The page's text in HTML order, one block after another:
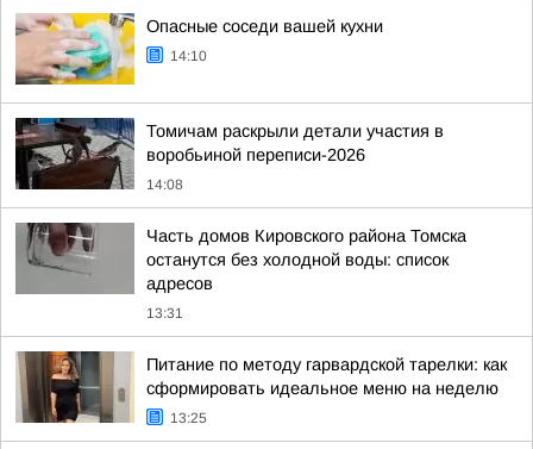
Опасные соседи вашей кухни
14:10
Томичам раскрыли детали участия в
воробьиной переписи-2026
14:08
Часть домов Кировского района Томска
останутся без холодной воды: список
адресов
13:31
Питание по методу гарвардской тарелки: как
сформировать идеальное меню на неделю
13:25